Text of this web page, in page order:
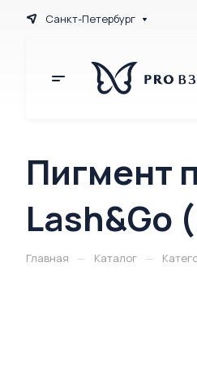
Санкт-Петербург
Пигмент
Lash&Go
Главная — Каталог —